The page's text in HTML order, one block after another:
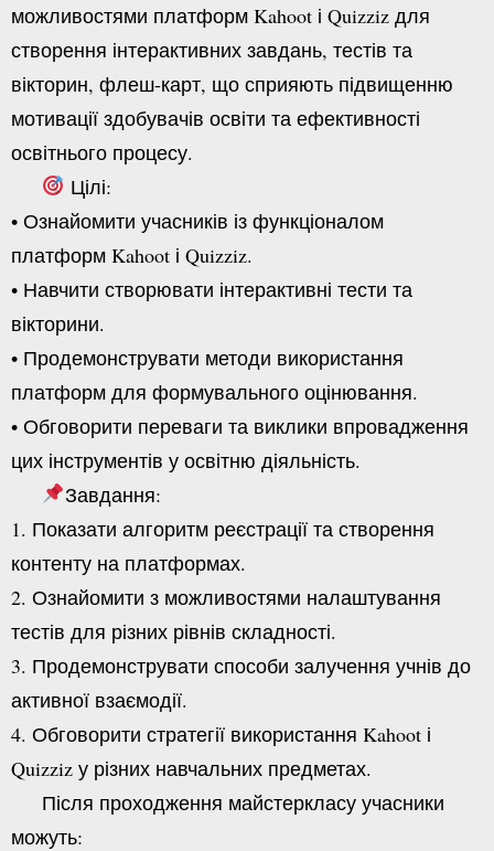
можливостями платформ Kahoot і Quizziz для
створення інтерактивних завдань, тестів та
вікторин, флеш-карт, що сприяють підвищенню
мотивації здобувачів освіти та ефективності
освітнього процесу.
Цілі:
• Ознайомити учасників із функціоналом
платформ Kahoot і Quizziz.
• Навчити створювати інтерактивні тести та
вікторини.
• Продемонструвати методи використання
платформ для формувального оцінювання.
• Обговорити переваги та виклики впровадження
цих інструментів у освітню діяльність.
Завдання:
1. Показати алгоритм реєстрації та створення
контенту на платформах.
2. Ознайомити з можливостями налаштування
тестів для різних рівнів складності.
3. Продемонструвати способи залучення учнів до
активної взаємодії.
4. Обговорити стратегії використання Kahoot і
Quizziz у різних навчальних предметах.
Після проходження майстеркласу учасники
можуть: